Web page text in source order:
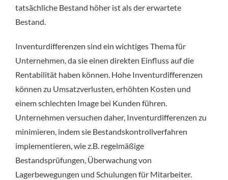
tatsächliche Bestand höher ist als der erwartete
Bestand.
Inventurdifferenzen sind ein wichtiges Thema für
Unternehmen, da sie einen direkten Einfluss auf die
Rentabilität haben können. Hohe Inventurdifferenzen
können zu Umsatzverlusten, erhöhten Kosten und
einem schlechten Image bei Kunden führen.
Unternehmen versuchen daher, Inventurdifferenzen zu
minimieren, indem sie Bestandskontrollverfahren
implementieren, wie z.B. regelmäßige
Bestandsprüfungen, Überwachung von
Lagerbewegungen und Schulungen für Mitarbeiter.